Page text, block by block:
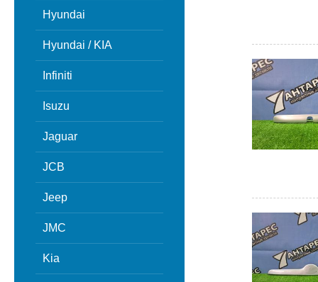
Hyundai
Hyundai / KIA
Infiniti
Isuzu
Jaguar
JCB
Jeep
JMC
Kia